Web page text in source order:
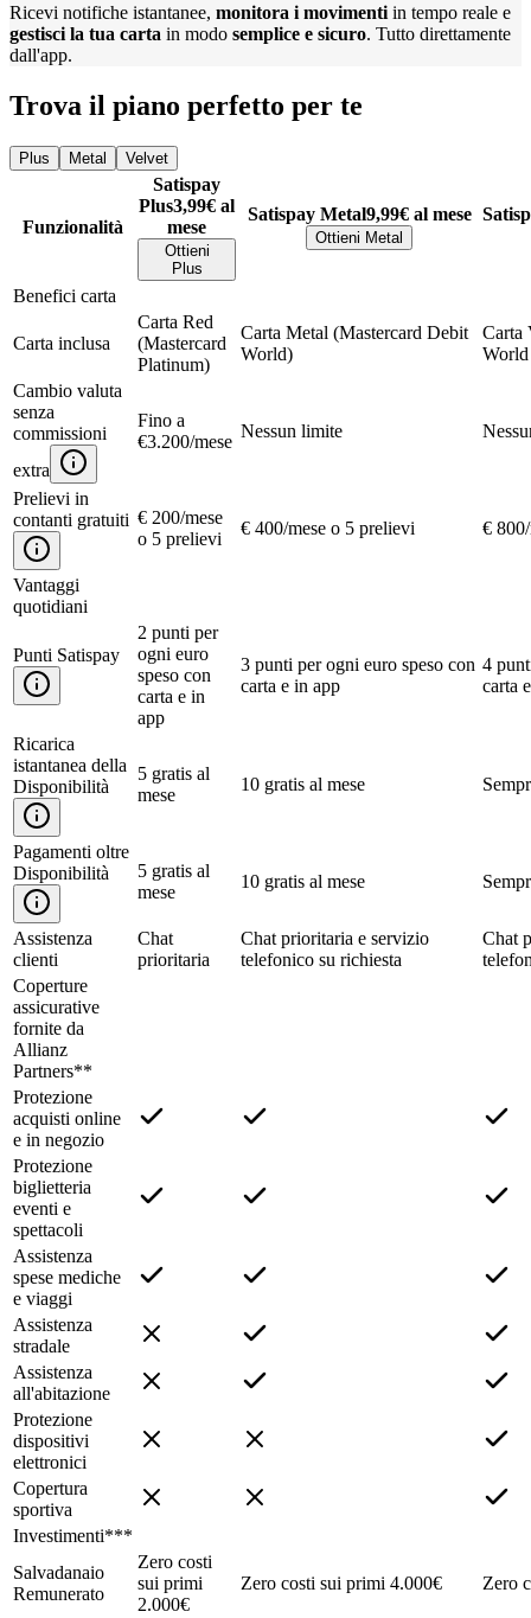
Ricevi notifiche istantanee, monitora i movimenti in tempo reale e
gestisci la tua carta in modo semplice e sicuro. Tutto direttamente
dall'app.
Trova il piano perfetto per te
Plus Metal Velvet
Funzionalità
Satispay
Plus3,99€ al
mese
Ottieni
Plus
Satispay Metal9,99€al mese
Ottieni Metal
Benefici carta
Carta inclusa
Carta Red
(Mastercard
Platinum)
Carta Metal (Mastercard Debit
World)
Carta
Cambio valuta
senza
commissioni
extra
Fino a
€3.200/mese
Nessun limite
Prelievi in
contanti gratuiti € 200/mese
o 5 prelievi
€ 400/mese o 5 prelievi €
Vantaggi
quotidiani
Punti Satispay
2 punti per
ogni euro
speso con
carta e in
app
3 punti per ogni euro speso con
carta e in app
4
carta
Ricarica
istantanea della
Disponibilità
5 gratis al
mese
10 gratis al mese
Pagamenti oltre
Disponibilità
5 gratis al
mese
10 gratis al mese
Assistenza
clienti
Chat
prioritaria
Chat prioritaria e servizio
telefonico su richiesta
Chat
Coperture
assicurative
fornite da
Allianz
Partners**
Protezione
acquisti online
e in negozio
Protezione
biglietteria
eventi e
spettacoli
Assistenza
spese mediche
e viaggi
Assistenza
stradale
Assistenza
all'abitazione
Protezione
dispositivi
elettronici
Copertura
sportiva
Investimenti***
Salvadanaio
Remunerato
Zero costi
sui primi
2.000€
Zero costi sui primi 4.000€ Zero